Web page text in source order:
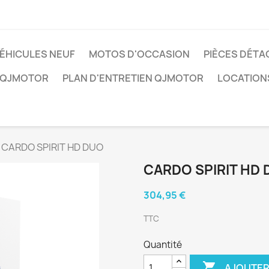
NEUF MOTOS D'OCCASION PIÈCES
PLAN D'ENTRETIEN QJMOTOR
CARDO SPIRIT HD DUO
CARDO SPIRIT HD
304,95 €
TTC
Quantité